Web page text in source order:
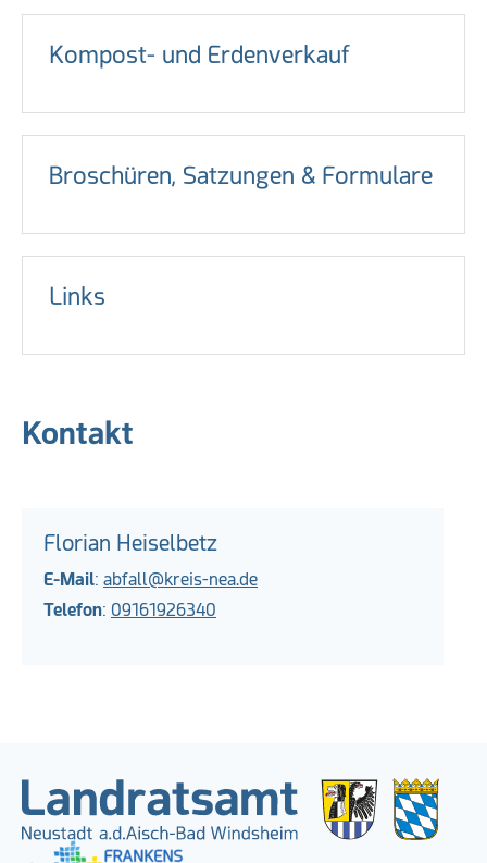
Kompost- und Erdenverkauf
Broschüren, Satzungen & Formulare
Links
Kontakt
Florian Heiselbetz
E-Mail: abfall@kreis-nea.de
Telefon: 09161926340